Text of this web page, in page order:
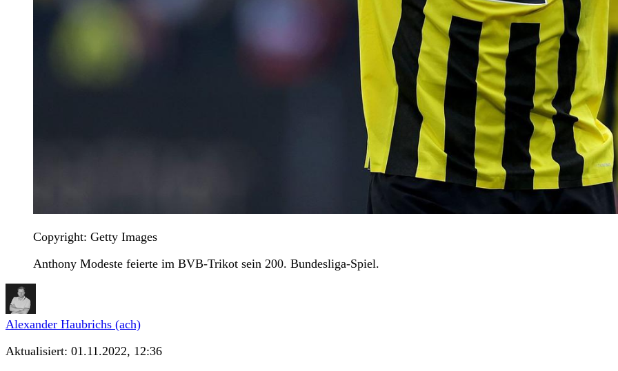
Copyright: Getty Images
Anthony Modeste feierte im BVB-Trikot sein 200. Bundesliga-Spiel.
Alexander Haubrichs (ach)
Aktualisiert: 01.11.2022, 12:36